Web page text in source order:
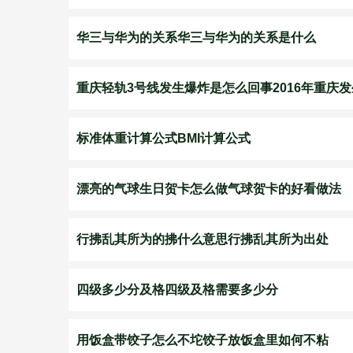
华三与华为的关系华三与华为的关系是什么
重庆轻轨3号线发生爆炸是怎么回事2016年重庆
标准体重计算公式BMI计算公式
漂亮的气球生日贺卡怎么做气球贺卡的好看做法
行拂乱其所为的拂什么意思行拂乱其所为出处
四级多少分及格四级及格需要多少分
用饭盒带饺子怎么不坨饺子放饭盒里如何不粘